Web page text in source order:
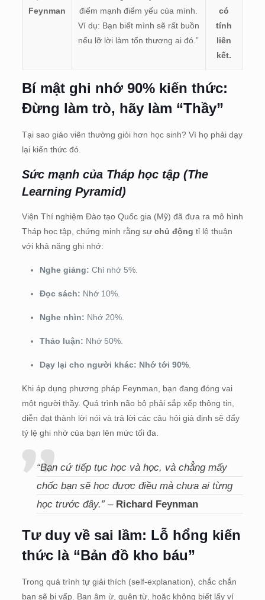
Feynman
điểm mạnh điểm yếu của mình.
Ví dụ: Bạn biết mình sẽ rất buồn
nếu lỡ lời làm tổn thương ai đó.”
có
tính
liên
kết.
Bí mật ghi nhớ 90% kiến thức:
Đừng làm trò, hãy làm “Thầy”
Tại sao giáo viên thường giỏi hơn học sinh? Vì họ phải dạy
lại kiến thức đó.
Sức mạnh của Tháp học tập (The
Learning Pyramid)
Viện Thí nghiệm Đào tạo Quốc gia (Mỹ) đã đưa ra mô hình
Tháp học tập, chứng minh rằng sự chủ động tỉ lệ thuận
với khả năng ghi nhớ:
Nghe giảng: Chỉ nhớ 5%.
Đọc sách: Nhớ 10%.
Nghe nhìn: Nhớ 20%.
Thảo luận: Nhớ 50%.
Dạy lại cho người khác: Nhớ tới 90%.
Khi áp dụng phương pháp Feynman, bạn đang đóng vai
một người thầy. Quá trình não bộ phải sắp xếp thông tin,
diễn đạt thành lời nói và trả lời các câu hỏi giả định sẽ đẩy
tỷ lệ ghi nhớ của bạn lên mức tối đa.
“Bạn cứ tiếp tục học và học, và chẳng mấy
chốc bạn sẽ học được điều mà chưa ai từng
học trước đây.”– Richard Feynman
Tư duy về sai lầm: Lỗ hổng kiến
thức là “Bản đồ kho báu”
Trong quá trình tự giải thích (self-explanation), chắc chắn
bạn sẽ bị vấp. Bạn ậm ừ, quên từ, hoặc không biết lấy ví